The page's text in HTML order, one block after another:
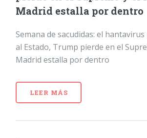
Madrid estalla por dentro
Semana de sacudidas: el
al Estado, Trump pierde en el
Madrid estalla por dentro
LEER MÁS